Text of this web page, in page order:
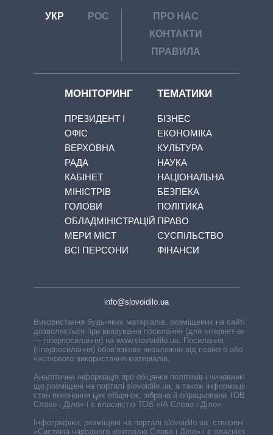
УКР РОС
ПРО НАС
КОНТАКТИ
ПРАВИЛА
МОНІТОРИНГ
ПРЕЗИДЕНТ І
ОФІС
ВЕРХОВНА
РАДА
КАБІНЕТ
МІНІСТРІВ
ГОЛОВИ
ОБЛАДМІНІСТРАЦІЙ
МЕРИ МІСТ
ВСІ ПЕРСОНИ
ТЕМАТИКИ
БІЗНЕС
ЕКОНОМІКА
КУЛЬТУРА
НАУКА
НАЦІОНАЛЬНА
БЕЗПЕКА
ПОЛІТИКА
ПРАВО
СУСПІЛЬСТВО
ФІНАНСИ
info@slovoidilo.ua
Використання будь-яких матеріалів, розміщених на сайті,
дозволяється при вказуванні посилання (для інтернет-видань
— гіперпосилання) на www.slovoidilo.ua. Посилання
(гіперпосилання) обов’язкове незалежно від повного або
часткового використання матеріалів.
Аналітична інформація про обіцянки політиків і чиновників,
що розміщені на порталі slovoidilo.ua, а також інформація про
стан виконання цих обіцянок, зібрана й опрацьована ТОВ «ІА
Слово і Діло» і є власністю ТОВ «ІА Слово і Діло».
Інфографіки, розміщені на порталі slovoidilo.ua, створені ГО
«Система народного контролю Слово і Діло» і є власністю